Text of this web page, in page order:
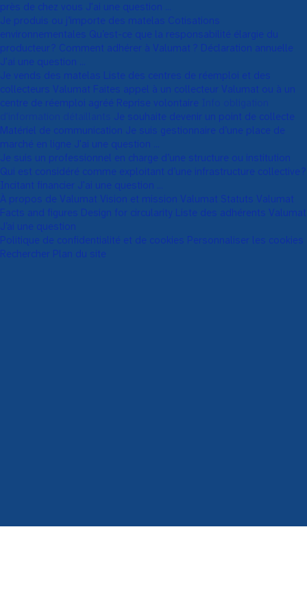
près de chez vous J'ai une question ...
Je produis ou j’importe des matelas Cotisations
environnementales Qu’est-ce que la responsabilité élargie du
producteur ? Comment adhérer à Valumat ? Déclaration annuelle
J'ai une question ...
Je vends des matelas Liste des centres de réemploi et des
collecteurs Valumat Faites appel à un collecteur Valumat ou à un
centre de réemploi agréé Reprise volontaire
Je souhaite devenir un point de collecte
Matériel de communication Je suis gestionnaire d’une place de
marché en ligne J'ai une question ...
Je suis un professionnel en charge d’une structure ou institution
Qui est considéré comme exploitant d’une infrastructure collective ?
Incitant financier J'ai une question ...
À propos de Valumat Vision et mission Valumat Statuts Valumat
Facts and figures Design for circularity Liste des adhérents Valumat
J’ai une question
Politique de confidentialité et de cookies Personnaliser les cookies
Rechercher Plan du site